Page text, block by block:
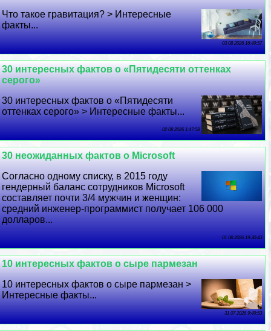
Что такое гравитация? > Интересные
факты...
03 08 2026 16:49:57
30 интересных фактов о «Пятидесяти оттенках
серого»
30 интересных фактов о «Пятидесяти
оттенках серого» > Интересные факты...
02 08 2026 1:47:58
30 неожиданных фактов о Microsoft
Согласно одному списку, в 2015 году
гендерный баланс сотрудников Microsoft
составляет почти 3/4 мужчин и женщин:
средний инженер-программист получает 106 000
долларов...
01 08 2026 19:30:43
10 интересных фактов о сыре пармезан
10 интересных фактов о сыре пармезан >
Интересные факты...
31 07 2026 9:49:53